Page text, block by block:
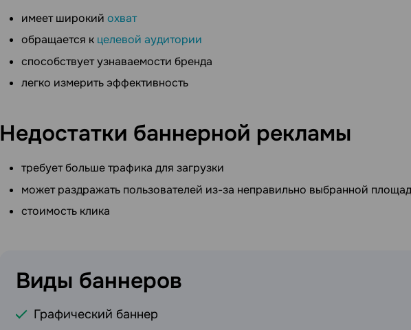
имеет широкий охват
обращается к целевой аудитории
способствует узнаваемости бренда
легко измерить эффективность
Недостатки баннерной рекламы
требует больше трафика для загрузки
может раздражать пользователей из-за неправильно выбранной
стоимость клика
Виды баннеров
Графический баннер